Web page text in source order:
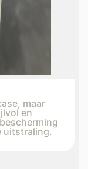
maar
en
uitstraling.